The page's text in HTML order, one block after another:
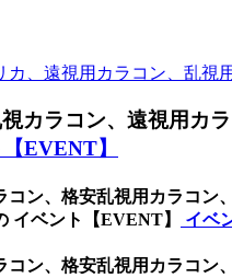
、遠視用カラコン、乱視
カラコン、遠視用カ
EVENT】
ン、格安乱視用カラコン
イベント【EVENT】
イベ
ン、格安乱視用カラコン